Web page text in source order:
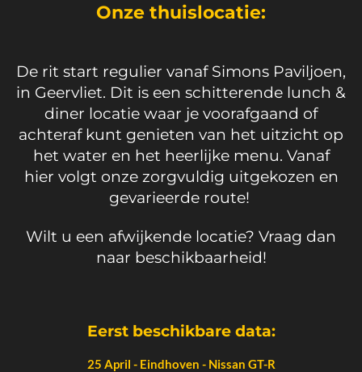
Onze thuislocatie:
De rit start regulier vanaf Simons Paviljoen,
in Geervliet. Dit is een schitterende lunch &
diner locatie waar je voorafgaand of
achteraf kunt genieten van het uitzicht op
het water en het heerlijke menu. Vanaf
hier volgt onze zorgvuldig uitgekozen en
gevarieerde route!
Wilt u een afwijkende locatie? Vraag dan
naar beschikbaarheid!
Eerst beschikbare data:
25 April - Eindhoven - Nissan GT-R